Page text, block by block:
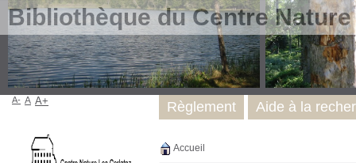
Bibliothèque du Centre
Accueil
Règlement Aide à la
A- A A+